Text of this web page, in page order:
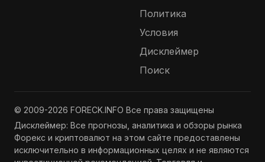
Политика
Условия
Дисклеймер
Поиск
© 2009-2026 FORECK.INFO Все права защищены
Дисклеймер: Все прогнозы, аналитика и обзоры рынка
Форекс и криптовалют на этом сайте предоставлены
исключительно в информационных целях и не являются